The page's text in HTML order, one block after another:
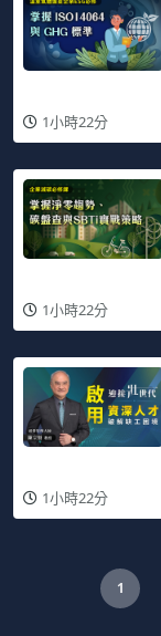
1小時22分
1小時22分
1小時22分
1